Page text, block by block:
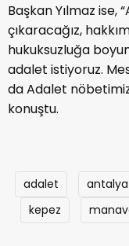
Başkan Yılmaz ise,
çıkaracağız,
hukuksuzluğa
adalet istiyoruz.
da Adalet
konuştu.
adalet antalya
kepez